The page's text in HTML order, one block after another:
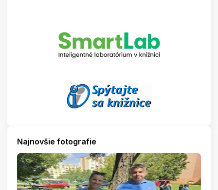
Najnovšie fotografie